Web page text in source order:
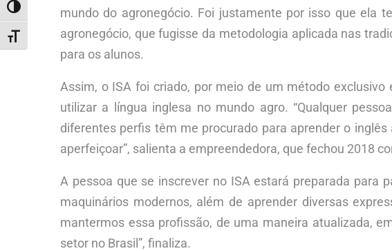
ALTERNAR ALTO CONTRASTE
ALTERNAR TAMANHO DA FONTE
mundo do agronegócio. Foi justamente por isso que ela
agronegócio, que fugisse da metodologia aplicada nas
para os alunos.
Assim, o ISA foi criado, por meio de um método
utilizar a língua inglesa no mundo agro. “Qualquer
diferentes perfis têm me procurado para aprender o
aperfeiçoar”, salienta a empreendedora, que fechou 2018
A pessoa que se inscrever no ISA estará preparada para
maquinários modernos, além de aprender diversas
mantermos essa profissão, de uma maneira atualizada,
setor no Brasil”, finaliza.